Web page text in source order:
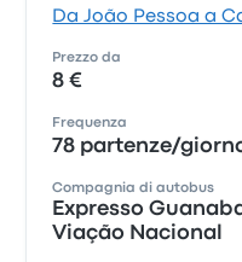
Da João Pessoa a
Prezzo da
8 €
Frequenza
78 partenze/
Compagnia di autobus
Expresso
Viação Nacional